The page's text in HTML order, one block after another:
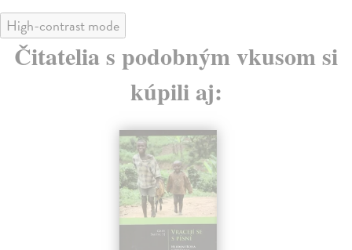
High-contrast mode
Čitatelia s podobným vkusom si
kúpili aj: